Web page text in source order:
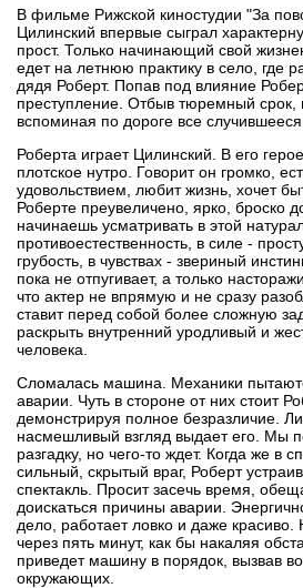
В фильме Рижской киностудии "За
Цилинский впервые сыграл
прост. Только начинающий свой
едет на летнюю практику в село, где
дядя Роберт. Попав под влияние
преступление. Отбыв тюремный срок,
вспоминая по дороге все случившееся
Роберта играет Цилинский. В его
плотское нутро. Говорит он громко,
удовольствием, любит жизнь, хочет
Роберте преувеличено, ярко, броско
начинаешь усматривать в этой
противоестественность, в силе -
грубость, в чувствах - звериный
пока не отпугивает, а только
что актер не впрямую и не сразу
ставит перед собой более сложную
раскрыть внутренний уродливый и
человека.
Сломалась машина. Механики
аварии. Чуть в стороне от них стоит
демонстрируя полное безразличие.
насмешливый взгляд выдает его. Мы
разгадку, но чего-то ждет. Когда же в
сильный, скрытый враг, Роберт
спектакль. Просит засечь время,
доискаться причины аварии.
дело, работает ловко и даже
через пять минут, как бы накаляя
приведет машину в порядок, вызвав
окружающих.